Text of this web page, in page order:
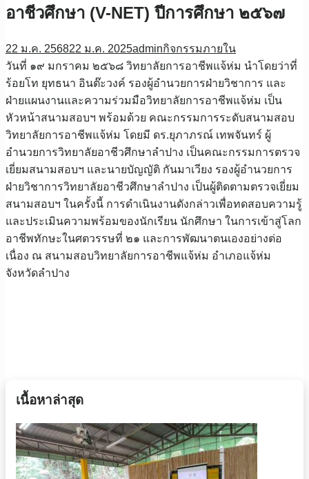
อาชีวศึกษา (V-NET) ปีการศึกษา ๒๕๖๗
22 ม.ค. 256822 ม.ค. 2025adminกิจกรรมภายใน
วันที่ ๑๙ มกราคม ๒๕๖๘ วิทยาลัยการอาชีพแจ้ห่ม นำโดยว่าที่
ร้อยโท ยุทธนา อินต๊ะวงค์ รองผู้อำนวยการฝ่ายวิชาการ และ
ฝ่ายแผนงานและความร่วมมือวิทยาลัยการอาชีพแจ้ห่ม เป็น
หัวหน้าสนามสอบฯ พร้อมด้วย คณะกรรมการระดับสนามสอบ
วิทยาลัยการอาชีพแจ้ห่ม โดยมี ดร.ยุภาภรณ์ เทพจันทร์ ผู้
อำนวยการวิทยาลัยอาชีวศึกษาลำปาง เป็นคณะกรรมการตรวจ
เยี่ยมสนามสอบฯ และนายบัญญัติ กันมาเวียง รองผู้อำนวยการ
ฝ่ายวิชาการวิทยาลัยอาชีวศึกษาลำปาง เป็นผู้ติดตามตรวจเยี่ยม
สนามสอบฯ ในครั้งนี้ การดำเนินงานดังกล่าวเพื่อทดสอบความรู้
และประเมินความพร้อมของนักเรียน นักศึกษา ในการเข้าสู่โลก
อาชีพทักษะในศตวรรษที่ ๒๑ และการพัฒนาตนเองอย่างต่อ
เนื่อง ณ สนามสอบวิทยาลัยการอาชีพแจ้ห่ม อำเภอแจ้ห่ม
จังหวัดลำปาง
เนื้อหาล่าสุด